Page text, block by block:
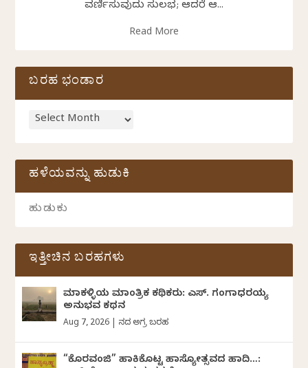
ವರ್ಣಿಸುವುದು ಸುಲಭ; ಆದರೆ ಆ...
Read More
ಬರಹ ಭಂಡಾರ
ಹಳೆಯವನ್ನು ಹುಡುಕಿ
ಇತ್ತೀಚಿನ ಬರಹಗಳು
ಮಾಕಳ್ಳಿಯ ಮಾಂತ್ರಿಕ ಕಥಿಕರು: ಎಸ್. ಗಂಗಾಧರಯ್ಯ
ಅನುಭವ ಕಥನ
Aug 7, 2026 ದಿನದ ಅಗ್ರ ಬರಹ
“ಕೊರವಂಜಿ” ಹಾಕಿಕೊಟ್ಟ ಹಾಸ್ಯೋತ್ಸವದ ಹಾದಿ…: